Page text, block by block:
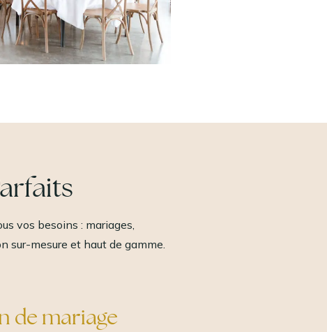
vos besoins : mariages,
sur-mesure et haut de gamme.
de mariage